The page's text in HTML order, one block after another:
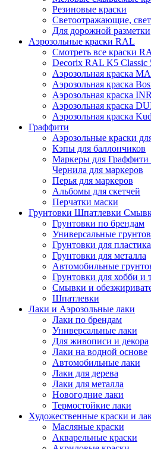
Резиновые краски
Светоотражающие,
Для дорожной разметки
Аэрозольные краски RAL
Смотреть все краски
Decorix RAL K5 Classic
Аэрозольная краска
Аэрозольная краска
Аэрозольная краска
Аэрозольная краска
Аэрозольная краска
Граффити
Аэрозольные краски
Кэпы для баллончиков
Маркеры для Граффити
Чернила для маркеров
Перья для маркеров
Альбомы для скетчей
Перчатки маски
Грунтовки Шпатлевки
Грунтовки по брендам
Универсальные
Грунтовки для пластика
Грунтовки для металла
Автомобильные
Грунтовки для хобби и
Смывки и
Шпатлевки
Лаки и Аэрозольные лаки
Лаки по брендам
Универсальные лаки
Для живописи и декора
Лаки на водной основе
Автомобильные лаки
Лаки для дерева
Лаки для металла
Новогодние лаки
Термостойкие лаки
Художественные краски и
Масляные краски
Акварельные краски